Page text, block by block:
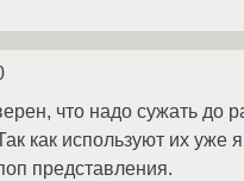
что надо сужать до
как используют их уже
представления.